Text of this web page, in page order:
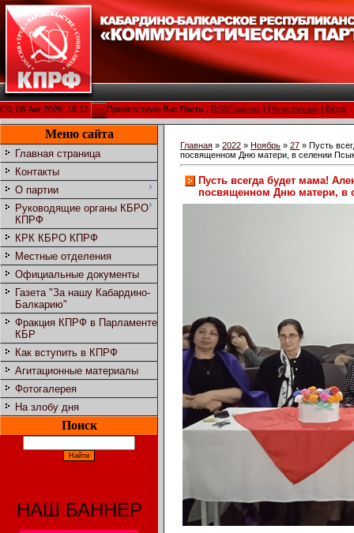
Сб, 08 Авг 2026, 18:12 Приветствую Вас Гость RSSГлавная Регистрация Вход
Меню сайта
Главная страница
Контакты
О партии
Руководящие органы КБРО
КПРФ
КРК КБРО КПРФ
Местные отделения
Официальные документы
Газета "За нашу Кабардино-
Балкарию"
Фракция КПРФ в Парламенте
КБР
Как вступить в КПРФ
Агитационные материалы
Фотогалерея
На злобу дня
Поиск
НАШ БАННЕР
Главная » 2022 » Ноябрь » 27 » Пусть
посвященном Дню матери, в селении
Пусть всегда будет мама!
посвященном Дню матери, в